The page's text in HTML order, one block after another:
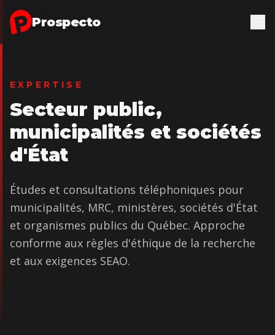
Aller au contenu principal
Prospecto
EXPERTISE
Secteur public,
municipalités et sociétés
d'État
Études et consultations téléphoniques pour
municipalités, MRC, ministères, sociétés d'État
et organismes publics du Québec. Approche
conforme aux règles d'éthique de la recherche
et aux exigences SEAO.